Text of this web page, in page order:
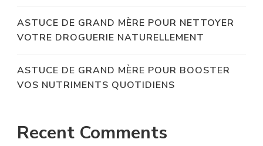
ASTUCE DE GRAND MÈRE POUR NETTOYER
VOTRE DROGUERIE NATURELLEMENT
ASTUCE DE GRAND MÈRE POUR BOOSTER
VOS NUTRIMENTS QUOTIDIENS
Recent Comments